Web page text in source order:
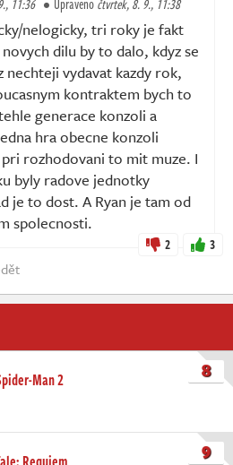
11:36 Upravenočtvrtek, 8. 9., 11:38
nelogicky, tri roky je fakt
dilu by to dalo, kdyz se
nechteji vydavat kazdy rok,
kontraktem bych to
generace konzoli a
hra obecne konzoli
rozhodovani to mit muze. I
byly radove jednotky
je to dost. A Ryan je tam od
spolecnosti.
2 3
Man 2 8
9